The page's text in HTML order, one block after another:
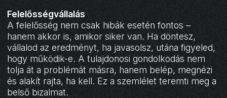
Felelősségvállalás
A felelősség nem csak hibák esetén fontos –
hanem akkor is, amikor siker van. Ha döntesz,
vállalod az eredményt, ha javasolsz, utána figyeled,
hogy működik-e. A tulajdonosi gondolkodás nem
tolja át a problémát másra, hanem belép, megnézi
és alakít rajta, ha kell. Ez a szemlélet teremti meg a
belső bizalmat.